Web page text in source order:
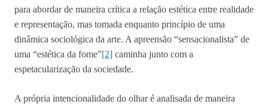
para abordar de maneira crítica a relação estética entre realidade
e representação, mas tomada enquanto princípio de uma
dinâmica sociológica da arte. A apreensão “sensacionalista” de
uma “estética da fome”[2] caminha junto com a
espetacularização da sociedade.
A própria intencionalidade do olhar é analisada de maneira